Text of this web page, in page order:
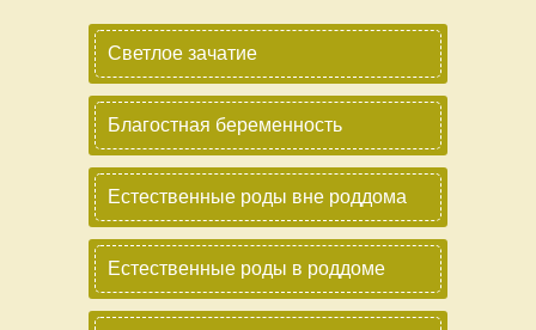
Светлое зачатие
Благостная беременность
Естественные роды вне роддома
Естественные роды в роддоме